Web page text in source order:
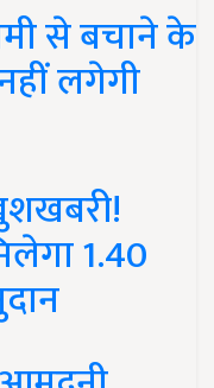
से बचाने के
लगेगी
1.40